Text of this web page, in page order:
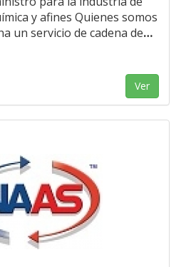
y afines Quienes somos
un servicio de cadena de…
Ver